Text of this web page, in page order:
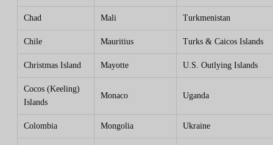
Chad Mali Turkmenistan
Chile Mauritius Turks & Caicos Islands
Christmas Island Mayotte U.S. Outlying Islands
Cocos (Keeling)
Islands
Monaco Uganda
Colombia Mongolia Ukraine